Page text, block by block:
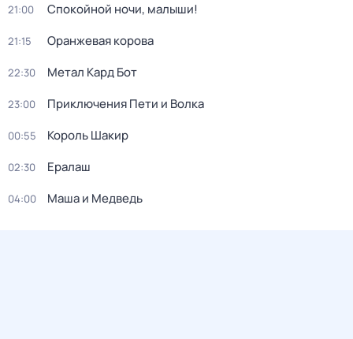
21:00 Спокойной ночи, малыши!
21:15 Оранжевая корова
22:30 Метал Кард Бот
23:00 Приключения Пети и Волка
00:55 Король Шакир
02:30 Ералаш
04:00 Маша и Медведь